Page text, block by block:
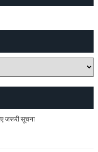
जरूरी सूचना